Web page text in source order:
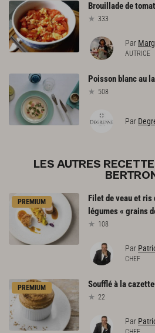
Brouilladede
333
Par
AUTRICE
Poisson blancau
508
Par
LES AUTRES
PREMIUM
Filet de veau et ris
légumes « grains
108
Par
CHEF
PREMIUM Souffléà la
22
Par